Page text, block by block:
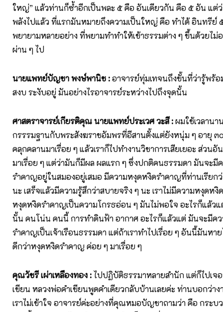
ใหญ่” แล้วท่านก็ซ้ำอีกเป็นพละ ๕ คือ อันเดียวกัน คือ ๕ อัน แต่
พลังไปแล้ว ที่แรกมันหมายถึงความเป็นใหญ่ คือ ทำได้ อินทรีย์
พยายามหลายอย่าง ที่พยามทำทำให้เข้าธรรมต่าง ๆ ขึ้นด้วยไม่
ผ่าน ๆ ไป
นายแพทย์บัญชา พงษ์พานิช :อาจารย์ทุ่มเทจนถึงขั้นที่ว่ารู้พร้อ
สงบ ระงับอยู่ มันอย่างไรอาจารย์ระหว่างไปถึงจุดนั้น
ศาสตราจารย์เกียรติคุณ นายแพทย์ประเวศ วะสี :ผมใช้เวลาน
กรรรมฐานกับพระสังฆราชอัมพรที่อีสานตั้งแต่ยังหนุ่ม ๆ อายุ ๓
คลุกคลานมาเรื่อย ๆ แล้วเราก็ไปทำงานวิชาการเสียเยอะ ส่วน
มาเรื่อย ๆ แต่ว่ามันก็มีผล ผลแรก ๆ ซึ่งปกติคนธรรมดา มันจะมี
รำคาญอยู่ในสมองอยู่เสมอ มีความหงุดหงิดรำคาญที่ท่านเรียก
นะ เสร็จแล้วมีความรู้สึกว่าสบายจริง ๆ นะ เราไม่มีความหงุดห
หงุดหงิดรำคาญเป็นความโกรธอ่อน ๆ มันไม่พอใจ อะไรก็แล้ว
นั้น คนโน่น คนนี้ การทำดินฟ้า อากาศ อะไรก็แล้วแต่ มันจะมีค
รำคาญเป็นเจ้าเรือนธรรมดา แต่ถ้าเราทำไปเรื่อย ๆ อันนี้มันหา
ดีกว่าหงุดหงิดรำคาญ ค่อย ๆ มาเรื่อย ๆ
คุณวัชรี เผ่าเหลืองทอง : ไปปฏิบัติธรรมาหลายสำนัก แต่ก็ไปเจ
เขียน หลวงพ่อคำเขียนพูดคำเดียวกลับบ้านเลยค่ะ ท่านบอกว่าง
เราไม่เข้าใจ อาจารย์ค่ะอย่างที่คุณหมอบัญชาถามว่า คือ กระบ